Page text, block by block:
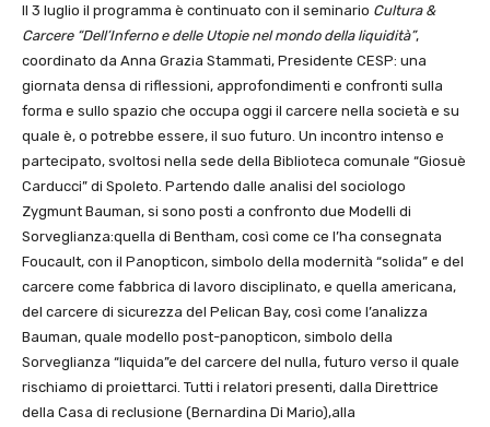
Il 3 luglio il programma è continuato con il seminario Cultura &
Carcere “Dell’Inferno e delle Utopie nel mondo della liquidità”,
coordinato da Anna Grazia Stammati, Presidente CESP: una
giornata densa di riflessioni, approfondimenti e confronti sulla
forma e sullo spazio che occupa oggi il carcere nella società e su
quale è, o potrebbe essere, il suo futuro. Un incontro intenso e
partecipato, svoltosi nella sede della Biblioteca comunale “Giosuè
Carducci” di Spoleto. Partendo dalle analisi del sociologo
Zygmunt Bauman, si sono posti a confronto due Modelli di
Sorveglianza:quella di Bentham, così come ce l’ha consegnata
Foucault, con il Panopticon, simbolo della modernità “solida” e del
carcere come fabbrica di lavoro disciplinato, e quella americana,
del carcere di sicurezza del Pelican Bay, così come l’analizza
Bauman, quale modello post-panopticon, simbolo della
Sorveglianza “liquida”e del carcere del nulla, futuro verso il quale
rischiamo di proiettarci. Tutti i relatori presenti, dalla Direttrice
della Casa di reclusione (Bernardina Di Mario),alla